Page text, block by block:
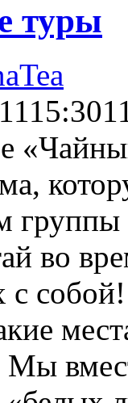
туры
15:30
во
с
Мы